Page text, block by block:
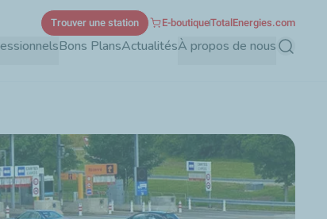
Bons PlansActualitésÀ propos de nous
Trouver une station E-boutiqueTotalEnergies.com